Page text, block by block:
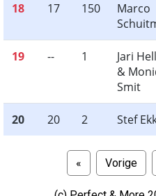
18 17 150
Marco
19 -- 1
Jari
&
Smit
20 20 2 Stef
« Vorige